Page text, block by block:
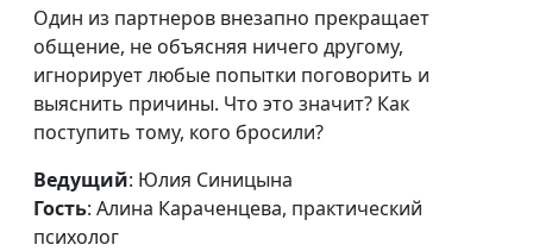
Может ли духовность
изменить нашу жизнь?
Юлия Синицына,
Алина Караченцева,
практический
психолог
Можно ли быть
счастливым одному?
Алина Караченцева,
практический
Один из партнеров внезапно прекращает
общение, не объясняя ничего другому,
игнорирует любые попытки поговорить и
выяснить причины. Что это значит? Как
поступить тому, кого бросили?
Ведущий: Юлия Синицына
Гость: Алина Караченцева, практический
психолог